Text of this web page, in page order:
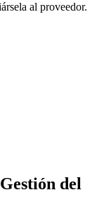
al proveedor.
del